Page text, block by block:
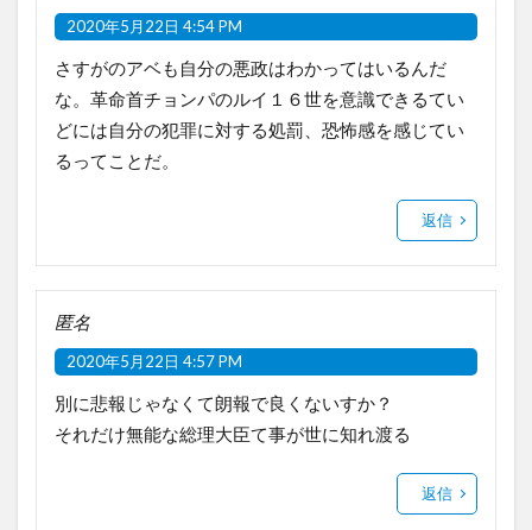
2020年5月22日 4:54 PM
さすがのアベも自分の悪政はわかってはいるんだ
な。革命首チョンパのルイ１６世を意識できるてい
どには自分の犯罪に対する処罰、恐怖感を感じてい
るってことだ。
返信
匿名
2020年5月22日 4:57 PM
別に悲報じゃなくて朗報で良くないすか？
それだけ無能な総理大臣て事が世に知れ渡る
返信